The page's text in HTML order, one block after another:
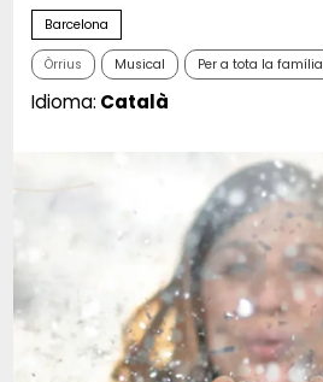
Barcelona
Òrrius Musical Per a tota la família
Idioma: Català